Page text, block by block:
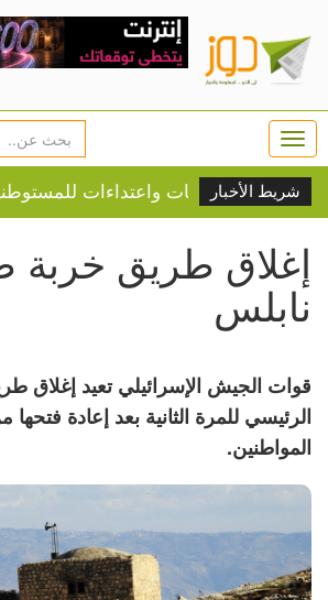
شريط الأخبار
ومواجهات واعتداءات للمستوطنين
إغلاق طريق خربة
نابلس
قوات الجيش الإسرائيلي تعيد إغلاق
الرئيسي للمرة الثانية بعد إعادة
المواطنين.